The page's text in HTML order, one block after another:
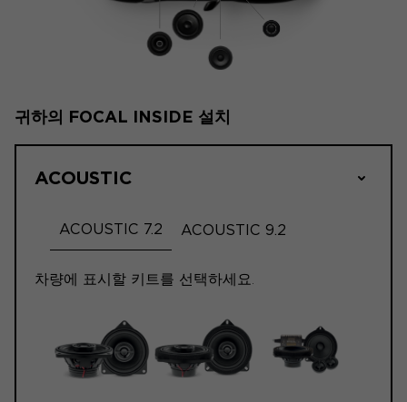
귀하의 FOCAL INSIDE 설치
ACOUSTIC
ACOUSTIC 7.2 ACOUSTIC 9.2
차량에 표시할 키트를 선택하세요.